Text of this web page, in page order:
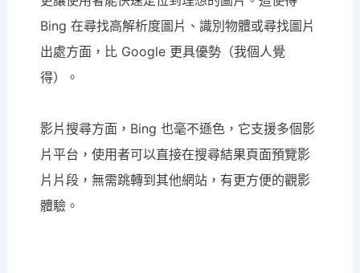
Bing 在尋找高解析度圖片、識別物體或尋找圖片
出處方面，比 Google 更具優勢（我個人覺
得）。
影片搜尋方面，Bing 也毫不遜色，它支援多個影
片平台，使用者可以直接在搜尋結果頁面預覽影
片片段，無需跳轉到其他網站，有更方便的觀影
體驗。